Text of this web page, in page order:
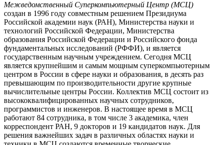
Межведомственный Суперкомпьютерный Центр (МСЦ)
создан в 1996 году совместным решением Президиума
Российской академии наук (РАН), Министерства науки и
технологий Российской Федерации, Министерства
образования Российской Федерации и Российского фонда
фундаментальных исследований (РФФИ), и является
государственным научным учреждением. Сегодня МСЦ
является крупнейшим и самым мощным суперкомпьютерным
центром в России в сфере науки и образования, в десять раз
превышающим по производительности другие крупные
вычислительные центры России. Коллектив МСЦ состоит из
высококвалифицированных научных сотрудников,
программистов и инженеров. В настоящее время в МСЦ
работают 84 сотрудника, в том числе 3 академика, член
корреспондент РАН, 9 докторов и 19 кандидатов наук. Для
решения важнейших задач в различных областях науки и